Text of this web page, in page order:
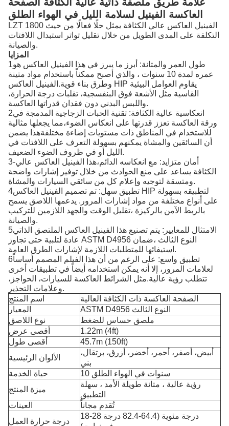
العاكسة الفينيل لسلامة الليل في الهواء الطلق
LZT 1800 الفينيل العاكس عالي الكثافة يمثل حلًا فعالًا من حيث
التكلفة على المدى الطويل من خلال تقليل تواتر استبدال اللافتات
والصيانة.
المزايا
1طول العمر والمتانة: أبرز ما يبرز في هذا الفينيل العاكس هو
عمره لمدة 10 سنوات ، والذي أصبح ممكناً باستخدام مواد متينة
وطرق بناء قوية.الفينيل العاكس HIP يقاوم العوامل البيئية
القاسية مثل الأشعة فوق البنفسجية، تقلبات درجة الحرارة،
واللبس البدني دون فقدان قدراتها العاكسة.
2انعكاسية عالية الكثافة: تقنية الحبات الزجاجية المدمجة في
ورقة العاكسة تعزز قدرتها على انعكاس الضوء،مما يجعلها مثالية
للاستخدام في المناطق ذات مستويات إضاءة مختلفةهذا يضمن
أن السائقين والمشاة يمكنهم بسهولة التعرف على اللافتات في
الليل أو في ظروف الضوء الضعيف.
3-أمان متزايد: مع انعكاسه الدائم،هذا الفينيل العاكس عالي
الكثافة يساعد على منع الحوادث من خلال توفير إشارات واضحة
ومتسقة لتوجيه وإعلام كل من سائقي السيارات والمشاة.
4تطبيق سهل: تم تصميم الفينيل العاكس HIP لتطبيقه بسهولة
على أنواع مختلفة من مواد إشارات المرور. يدعمها اللاصق يسمح
بالربط الآمن بالركيزة ،تقليل الوقت والجهد اللازمين للتركيب
والصيانة.
5الامتثال للمعايير: يتم تصنيع هذا الفينيل العاكس الملتصق الذاتي
عادة لتلبية حتى تجاوز ASTM D4956 النوع الثالث ،ضمان
استيفائها للمتطلبات اللازمة لإشارات الطرق العامة.
6تطبيق واسع: على الرغم من أن هذا الفيلم المصمم أساساً
لعلامات المرور، إلا أنه يمكن استخدامه أيضاً في تطبيقات أخرى
تتطلب رؤية عالية.مثل الشرائط العاكسة للسيارات، الحواجز،
وعلامات التحذير.
اسم المنتج
الصفحة العاكسة ذات الكثافة العالية
المعيار
ASTM D4956 النوع الثالث
نوع اللاصق
ملصق حساس للضغط
أقصى عرض
1.22m (4ft)
أقصى طول
45.7m (150ft)
الألوان الرئيسية
أبيض، أصفر، أحمر، أخضر، أزرق، برتقال،
بني
حياة الخدمة
10 سنوات في الهواء الطلق
ميزة المنتج
رؤية عالية ، متانة طويلة الأمد ، سهلة
التطبيق
العينات
تُقدم مجاناً
درجة حرارة العمل
18-28 درجة مئوية (64.4-82.4 درجة